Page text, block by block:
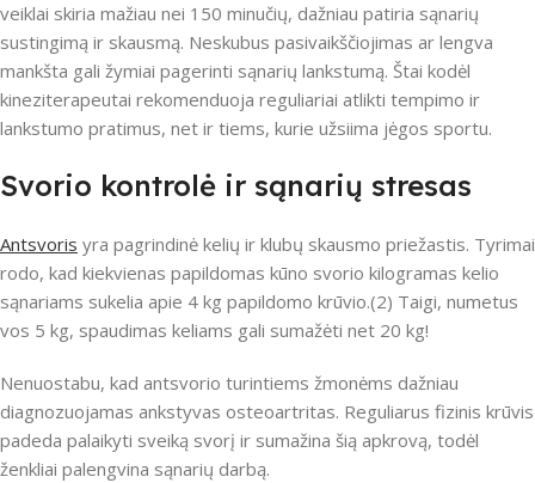
veiklai skiria mažiau nei 150 minučių, dažniau patiria sąnarių
sustingimą ir skausmą. Neskubus pasivaikščiojimas ar lengva
mankšta gali žymiai pagerinti sąnarių lankstumą. Štai kodėl
kineziterapeutai rekomenduoja reguliariai atlikti tempimo ir
lankstumo pratimus, net ir tiems, kurie užsiima jėgos sportu.
Svorio kontrolė ir sąnarių stresas
Antsvoris yra pagrindinė kelių ir klubų skausmo priežastis. Tyrimai
rodo, kad kiekvienas papildomas kūno svorio kilogramas kelio
sąnariams sukelia apie 4 kg papildomo krūvio.(2) Taigi, numetus
vos 5 kg, spaudimas keliams gali sumažėti net 20 kg!
Nenuostabu, kad antsvorio turintiems žmonėms dažniau
diagnozuojamas ankstyvas osteoartritas. Reguliarus fizinis krūvis
padeda palaikyti sveiką svorį ir sumažina šią apkrovą, todėl
ženkliai palengvina sąnarių darbą.